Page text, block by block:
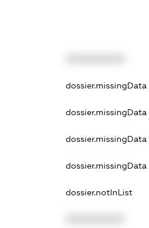
dossier.missingData
dossier.missingData
dossier.missingData
dossier.missingData
dossier.notInList